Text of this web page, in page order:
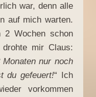
war, denn alle
auf mich warten.
2 Wochen schon
mir Claus:
nur noch
du gefeuert!“ Ich
vorkommen